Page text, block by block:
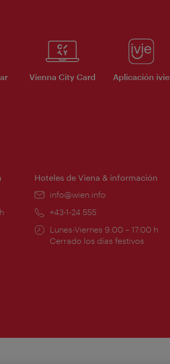
Vienna City Card Aplicación ivie
Hoteles de Viena & información
e-
info@wien.info
Teléfono:
+43-1-24 555
Horarios
de
Lunes-Viernes 9:00 – 17:00 h
Cerrado los días festivos